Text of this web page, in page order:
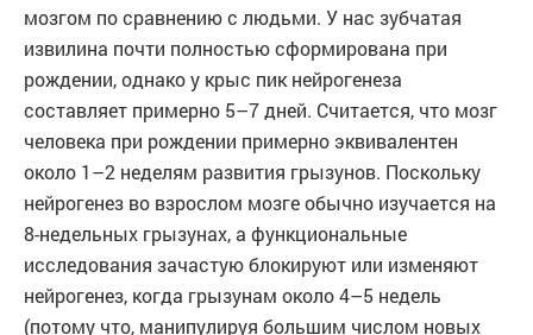
мозгом по сравнению с людьми. У нас зубчатая
извилина почти полностью сформирована при
рождении, однако у крыс пик нейрогенеза
составляет примерно 5–7 дней. Считается, что мозг
человека при рождении примерно эквивалентен
около 1–2 неделям развития грызунов. Поскольку
нейрогенез во взрослом мозге обычно изучается на
8-недельных грызунах, а функциональные
исследования зачастую блокируют или изменяют
нейрогенез, когда грызунам около 4–5 недель
(потому что, манипулируя большим числом новых